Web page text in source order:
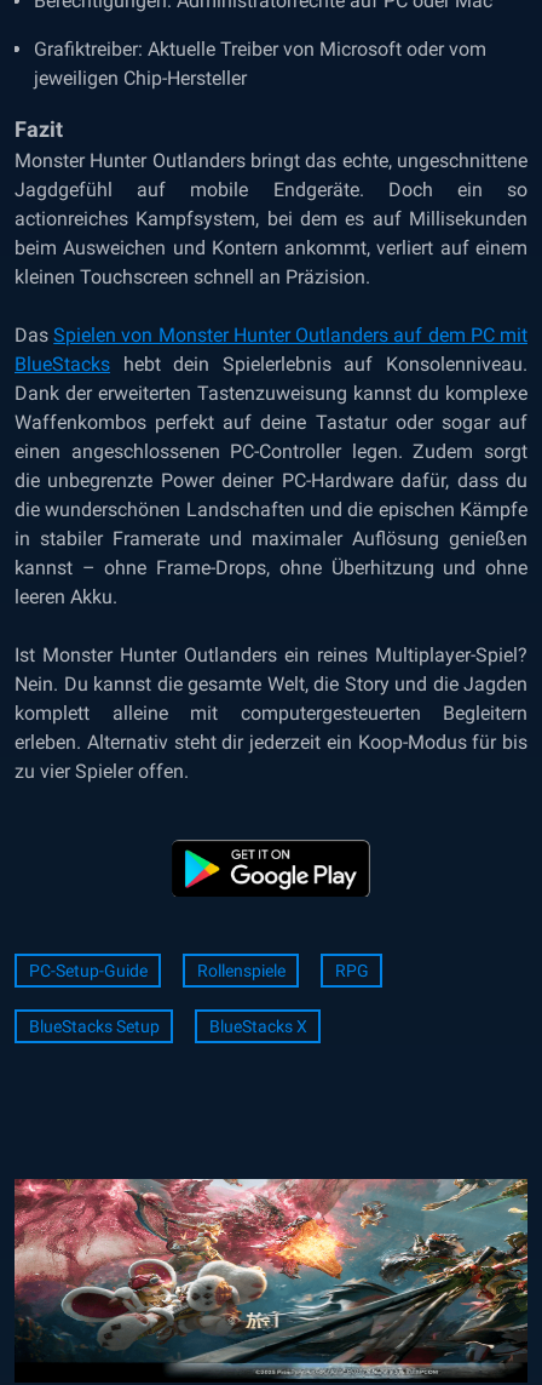
Grafiktreiber: Aktuelle Treiber von Microsoft oder vom
jeweiligen Chip-Hersteller
Fazit
Monster Hunter Outlanders bringt das echte, ungeschnittene
Jagdgefühl auf mobile Endgeräte. Doch ein so
actionreiches Kampfsystem, bei dem es auf Millisekunden
beim Ausweichen und Kontern ankommt, verliert auf einem
kleinen Touchscreen schnell an Präzision.
DasSpielen von Monster Hunter Outlanders auf dem PC mit
BlueStacks hebt dein Spielerlebnis auf Konsolenniveau.
Dank der erweiterten Tastenzuweisung kannst du komplexe
Waffenkombos perfekt auf deine Tastatur oder sogar auf
einen angeschlossenen PC-Controller legen. Zudem sorgt
die unbegrenzte Power deiner PC-Hardware dafür, dass du
die wunderschönen Landschaften und die epischen Kämpfe
in stabiler Framerate und maximaler Auflösung genießen
kannst – ohne Frame-Drops, ohne Überhitzung und ohne
leeren Akku.
Ist Monster Hunter Outlanders ein reines Multiplayer-Spiel?
Nein. Du kannst die gesamte Welt, die Story und die Jagden
komplett alleine mit computergesteuerten Begleitern
erleben. Alternativ steht dir jederzeit ein Koop-Modus für bis
zu vier Spieler offen.
PC-Setup-Guide Rollenspiele RPG
BlueStacks Setup BlueStacks X